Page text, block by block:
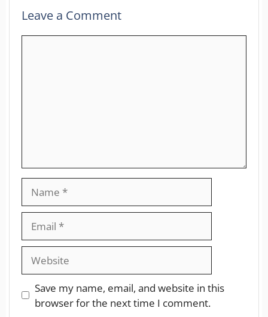
Leave a Comment
Save my name, email, and website in this
browser for the next time I comment.